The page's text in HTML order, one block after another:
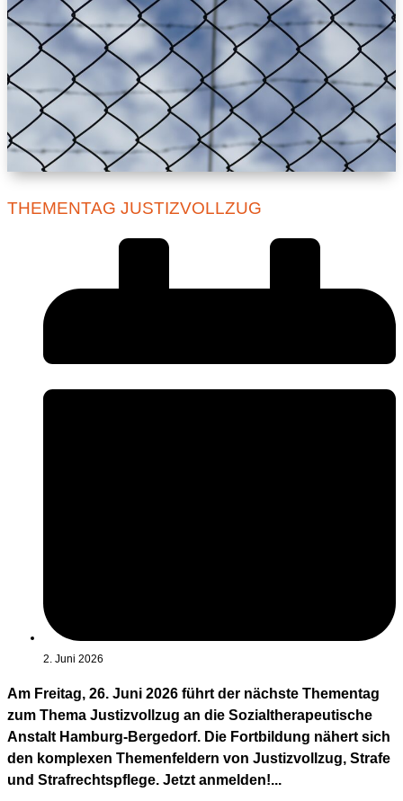
THEMENTAG JUSTIZVOLLZUG
2. Juni 2026
Am Freitag, 26. Juni 2026 führt der nächste Thementag
zum Thema Justizvollzug an die Sozialtherapeutische
Anstalt Hamburg-Bergedorf. Die Fortbildung nähert sich
den komplexen Themenfeldern von Justizvollzug, Strafe
und Strafrechtspflege. Jetzt anmelden!...